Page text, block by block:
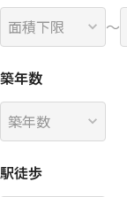
〜
築年数
駅徒歩